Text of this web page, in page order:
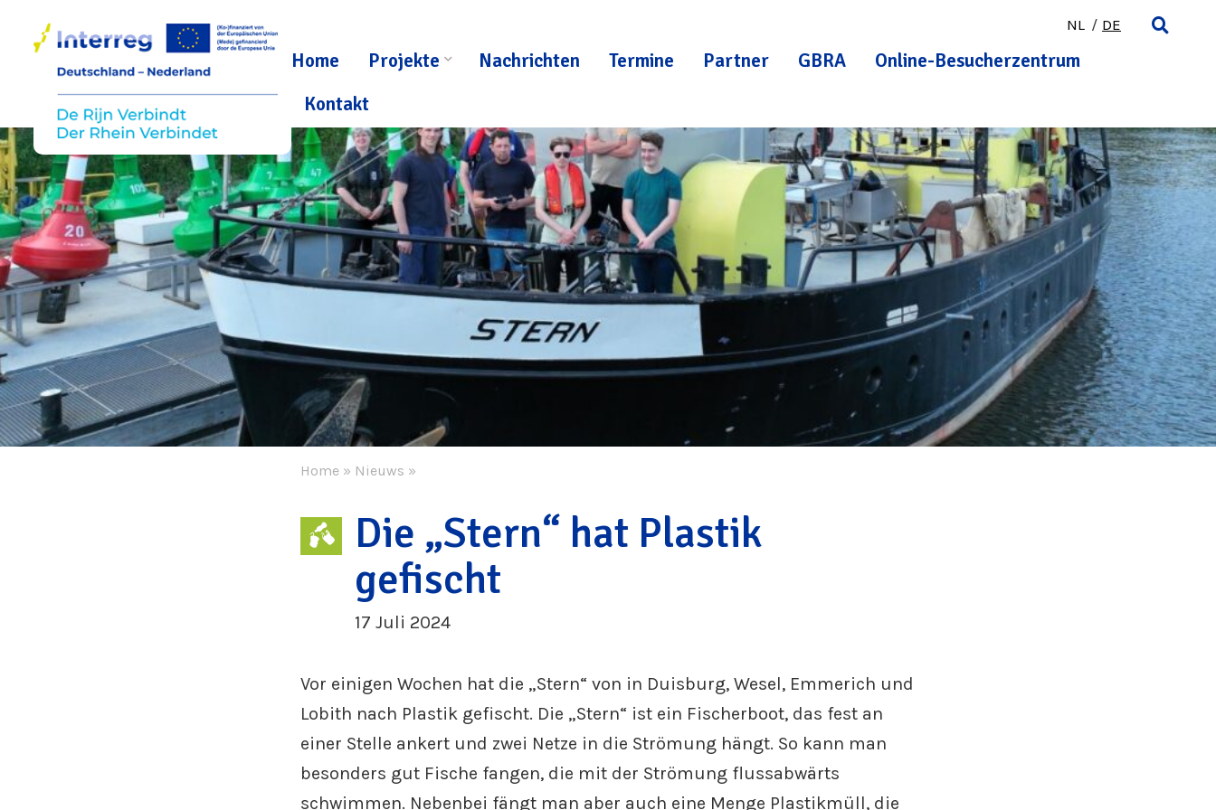
Home Projekte Nachrichten Termine Partner GBRA
Online-Besucherzentrum
Kontakt
NL DE
Home » Nieuws »
Die „Stern“ hat Plastik
gefischt
17 Juli 2024
Vor einigen Wochen hat die „Stern“ von in Duisburg, Wesel, Emmerich und
Lobith nach Plastik gefischt. Die „Stern“ ist ein Fischerboot, das fest an
einer Stelle ankert und zwei Netze in die Strömung hängt. So kann man
besonders gut Fische fangen, die mit der Strömung flussabwärts
schwimmen. Nebenbei fängt man aber auch eine Menge Plastikmüll, die